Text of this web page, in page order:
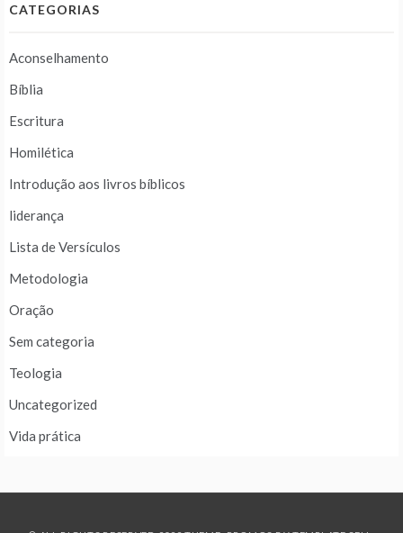
CATEGORIAS
Aconselhamento
Bíblia
Escritura
Homilética
Introdução aos livros bíblicos
liderança
Lista de Versículos
Metodologia
Oração
Sem categoria
Teologia
Uncategorized
Vida prática